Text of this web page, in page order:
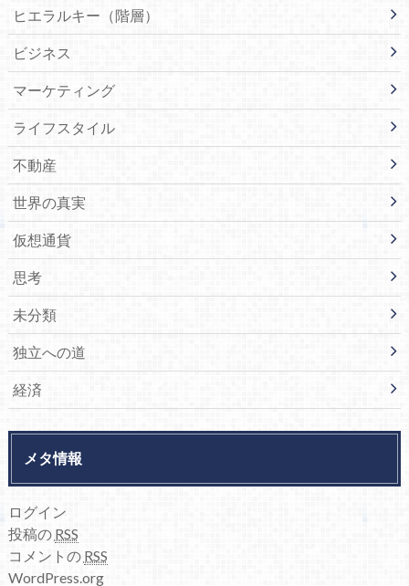
ヒエラルキー（階層）
ビジネス
マーケティング
ライフスタイル
不動産
世界の真実
仮想通貨
思考
未分類
独立への道
経済
メタ情報
ログイン
投稿の RSS
コメントの RSS
WordPress.org